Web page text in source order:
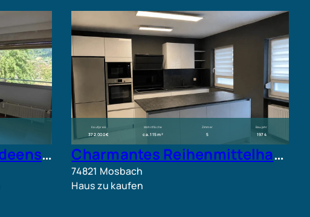
Seltene Chance Gebäudeensemble MFH + Zweifamilienhaus + Mischobjekt
Kaufpreis
372.000 €
Wohnfläche
ca. 115 m²
Zimmer
5
Baujahr
1974
Charmantes Reihenmittelhaus im Herzen der Stadt zu verkaufen
74821 Mosbach
Haus zu kaufen